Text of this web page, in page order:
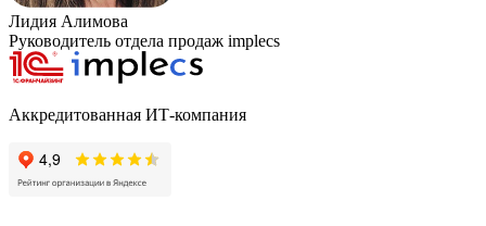
Лидия Алимова
Руководитель отдела продаж implecs
Аккредитованная ИТ-компания